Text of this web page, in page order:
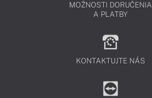
MOŽNOSTI DORUČENIA
A PLATBY
KONTAKTUJTE NÁS